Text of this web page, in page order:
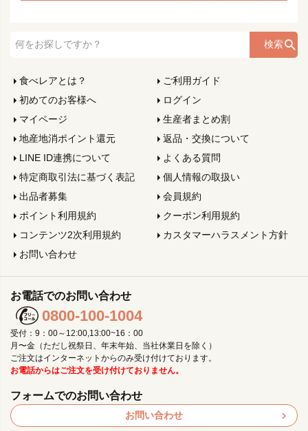
検索
食べレアとは？
ご利用ガイド
初めてのお客様へ
ログイン
マイページ
生産者まとめ割
地産地消ポイント還元
返品・交換について
LINE ID連携について
よくある質問
特定商取引法に基づく表記
個人情報の取扱い
出品者募集
会員規約
ポイント利用規約
クーポン利用規約
コンテンツ2次利用規約
カスタマーハラスメント方針
お問い合わせ
お電話でのお問い合わせ
0800-100-1004
受付：9：00～12:00,13:00~16：00
月〜金（ただし祝祭日、年末年始、当社休業日を除く）
ご注文はインターネットからのみ受け付けております。
お電話からはご注文を受け付けておりません。
フォームでのお問い合わせ
お問い合わせ